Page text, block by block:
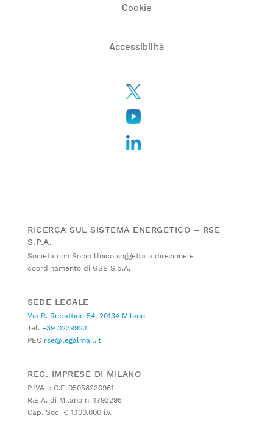
Cookie
Accessibilità
RICERCA SUL SISTEMA ENERGETICO – RSE
S.P.A.
Società con Socio Unico soggetta a direzione e
coordinamento di GSE S.p.A.
SEDE LEGALE
Via R. Rubattino 54, 20134 Milano
Tel. +39 023992.1
PEC rse@legalmail.it
REG. IMPRESE DI MILANO
P.IVA e C.F. 05058230961
R.E.A. di Milano n. 1793295
Cap. Soc. € 1.100.000 i.v.